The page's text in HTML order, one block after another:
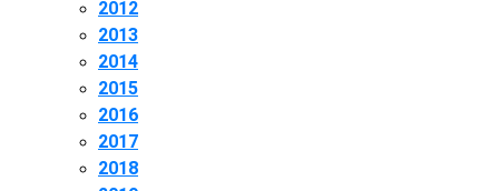
2012
2013
2014
2015
2016
2017
2018